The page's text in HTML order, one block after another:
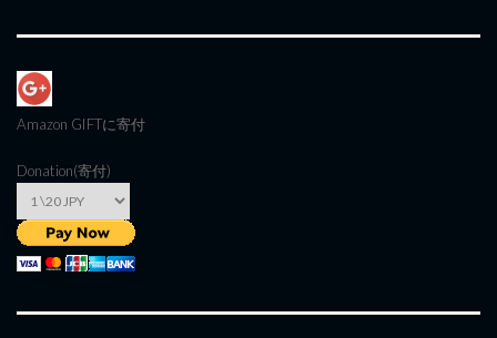
Amazon GIFTに寄付
Donation(寄付)